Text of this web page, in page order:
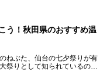
ます。
楽しめる、秋田県内にあるオ
まとめてご紹介します。
う！秋田県のおすすめ温
ねぶた、仙台の七夕祭りが有
祭りとして知られているのが